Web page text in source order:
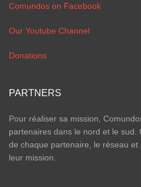
Comundos on Facebook
Our Youtube Channel
Donations
PARTNERS
Pour réaliser sa mission,
partenaires dans le nord et le sud.
de chaque partenaire, le réseau
leur mission.